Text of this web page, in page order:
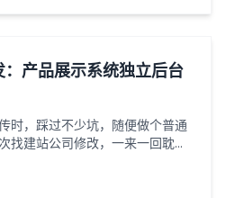
要求，缺一不可...
产品展示系统独立后台
时，踩过不少坑，随便做个普通
找建站公司修改，一来一回耽误
根本看不到。做制造业官网网站
搭配独立后台，自己就能随时操